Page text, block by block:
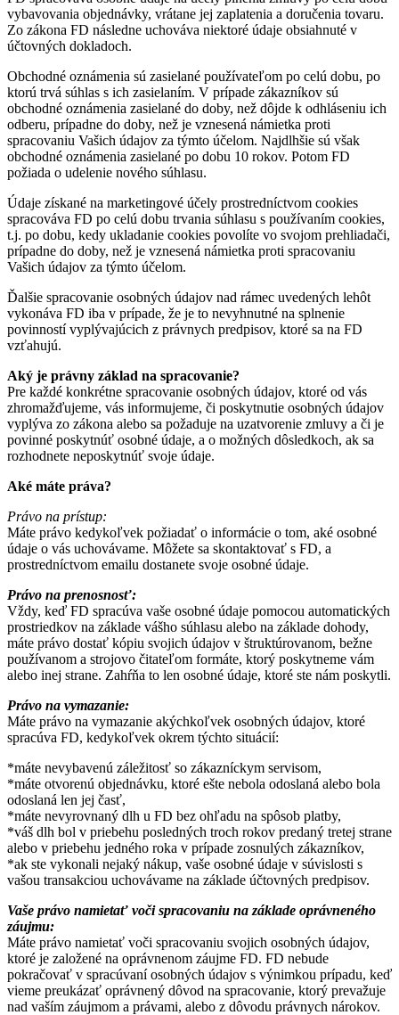
vybavovania objednávky, vrátane jej zaplatenia a doručenia tovaru.
Zo zákona FD následne uchováva niektoré údaje obsiahnuté v
účtovných dokladoch.
Obchodné oznámenia sú zasielané používateľom po celú dobu, po
ktorú trvá súhlas s ich zasielaním. V prípade zákazníkov sú
obchodné oznámenia zasielané do doby, než dôjde k odhláseniu ich
odberu, prípadne do doby, než je vznesená námietka proti
spracovaniu Vašich údajov za týmto účelom. Najdlhšie sú však
obchodné oznámenia zasielané po dobu 10 rokov. Potom FD
požiada o udelenie nového súhlasu.
Údaje získané na marketingové účely prostredníctvom cookies
spracováva FD po celú dobu trvania súhlasu s používaním cookies,
t.j. po dobu, kedy ukladanie cookies povolíte vo svojom prehliadači,
prípadne do doby, než je vznesená námietka proti spracovaniu
Vašich údajov za týmto účelom.
Ďalšie spracovanie osobných údajov nad rámec uvedených lehôt
vykonáva FD iba v prípade, že je to nevyhnutné na splnenie
povinností vyplývajúcich z právnych predpisov, ktoré sa na FD
vzťahujú.
Aký je právny základ na spracovanie?
Pre každé konkrétne spracovanie osobných údajov, ktoré od vás
zhromažďujeme, vás informujeme, či poskytnutie osobných údajov
vyplýva zo zákona alebo sa požaduje na uzatvorenie zmluvy a či je
povinné poskytnúť osobné údaje, a o možných dôsledkoch, ak sa
rozhodnete neposkytnúť svoje údaje.
Aké máte práva?
Právo na prístup:
Máte právo kedykoľvek požiadať o informácie o tom, aké osobné
údaje o vás uchovávame. Môžete sa skontaktovať s FD, a
prostredníctvom emailu dostanete svoje osobné údaje.
Právo na prenosnosť:
Vždy, keď FD spracúva vaše osobné údaje pomocou automatických
prostriedkov na základe vášho súhlasu alebo na základe dohody,
máte právo dostať kópiu svojich údajov v štruktúrovanom, bežne
používanom a strojovo čitateľom formáte, ktorý poskytneme vám
alebo inej strane. Zahŕňa to len osobné údaje, ktoré ste nám poskytli.
Právo na vymazanie:
Máte právo na vymazanie akýchkoľvek osobných údajov, ktoré
spracúva FD, kedykoľvek okrem týchto situácií:
*máte nevybavenú záležitosť so zákazníckym servisom,
*máte otvorenú objednávku, ktoré ešte nebola odoslaná alebo bola
odoslaná len jej časť,
*máte nevyrovnaný dlh u FD bez ohľadu na spôsob platby,
*váš dlh bol v priebehu posledných troch rokov predaný tretej strane
alebo v priebehu jedného roka v prípade zosnulých zákazníkov,
*ak ste vykonali nejaký nákup, vaše osobné údaje v súvislosti s
vašou transakciou uchovávame na základe účtovných predpisov.
Vaše právo namietať voči spracovaniu na základe oprávneného
záujmu:
Máte právo namietať voči spracovaniu svojich osobných údajov,
ktoré je založené na oprávnenom záujme FD. FD nebude
pokračovať v spracúvaní osobných údajov s výnimkou prípadu, keď
vieme preukázať oprávnený dôvod na spracovanie, ktorý prevažuje
nad vaším záujmom a právami, alebo z dôvodu právnych nárokov.